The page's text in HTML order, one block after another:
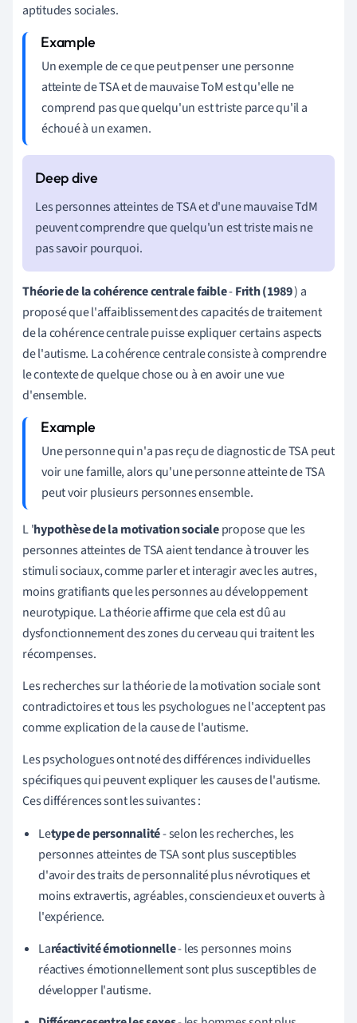
aptitudes sociales.
Un exemple de ce que peut penser une personne
atteinte de TSA et de mauvaise ToM est qu'elle ne
comprend pas que quelqu'un est triste parce qu'il a
échoué à un examen.
Les personnes atteintes de TSA et d'une mauvaise TdM
peuvent comprendre que quelqu'un est triste mais ne
pas savoir pourquoi.
Théorie de la cohérence centrale faible-Frith (1989) a
proposé que l'affaiblissement des capacités de traitement
de la cohérence centrale puisse expliquer certains aspects
de l'autisme. La cohérence centrale consiste à comprendre
le contexte de quelque chose ou à en avoir une vue
d'ensemble.
Une personne qui n'a pas reçu de diagnostic de TSA peut
voir une famille, alors qu'une personne atteinte de TSA
peut voir plusieurs personnes ensemble.
L'hypothèse de la motivation socialepropose que les
personnes atteintes de TSA aient tendance à trouver les
stimuli sociaux, comme parler et interagir avec les autres,
moins gratifiants que les personnes au développement
neurotypique. La théorie affirme que cela est dû au
dysfonctionnement des zones du cerveau qui traitent les
récompenses.
Les recherches sur la théorie de la motivation sociale sont
contradictoires et tous les psychologues ne l'acceptent pas
comme explication de la cause de l'autisme.
Les psychologues ont noté des différences individuelles
spécifiques qui peuvent expliquer les causes de l'autisme.
Ces différences sont les suivantes :
Letype de personnalité- selon les recherches, les
personnes atteintes de TSA sont plus susceptibles
d'avoir des traits de personnalité plus névrotiques et
moins extravertis, agréables, consciencieux et ouverts à
l'expérience.
Laréactivité émotionnelle- les personnes moins
réactives émotionnellement sont plus susceptibles de
développer l'autisme.